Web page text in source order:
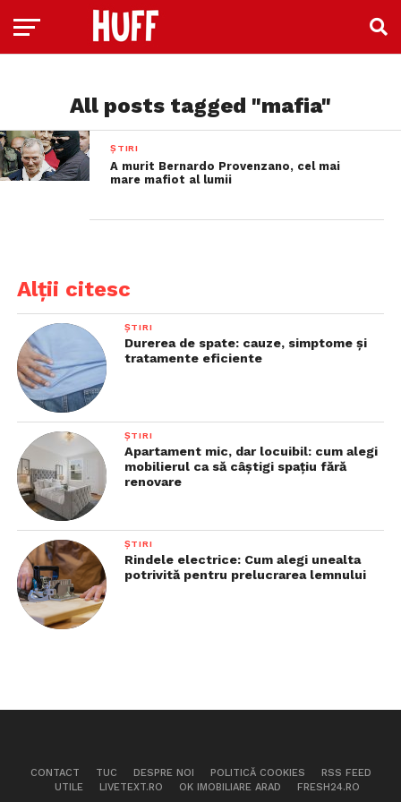
All posts tagged "mafia"
ȘTIRI
A murit Bernardo Provenzano, cel mai
mare mafiot al lumii
Alții citesc
ȘTIRI
Durerea de spate: cauze, simptome și
tratamente eficiente
ȘTIRI
Apartament mic, dar locuibil: cum alegi
mobilierul ca să câștigi spațiu fără
renovare
ȘTIRI
Rindele electrice: Cum alegi unealta
potrivită pentru prelucrarea lemnului
CONTACT TUC DESPRE NOI POLITICĂ COOKIES
RSS FEED
UTILE
LIVETEXT.RO OK IMOBILIARE ARAD FRESH24.RO